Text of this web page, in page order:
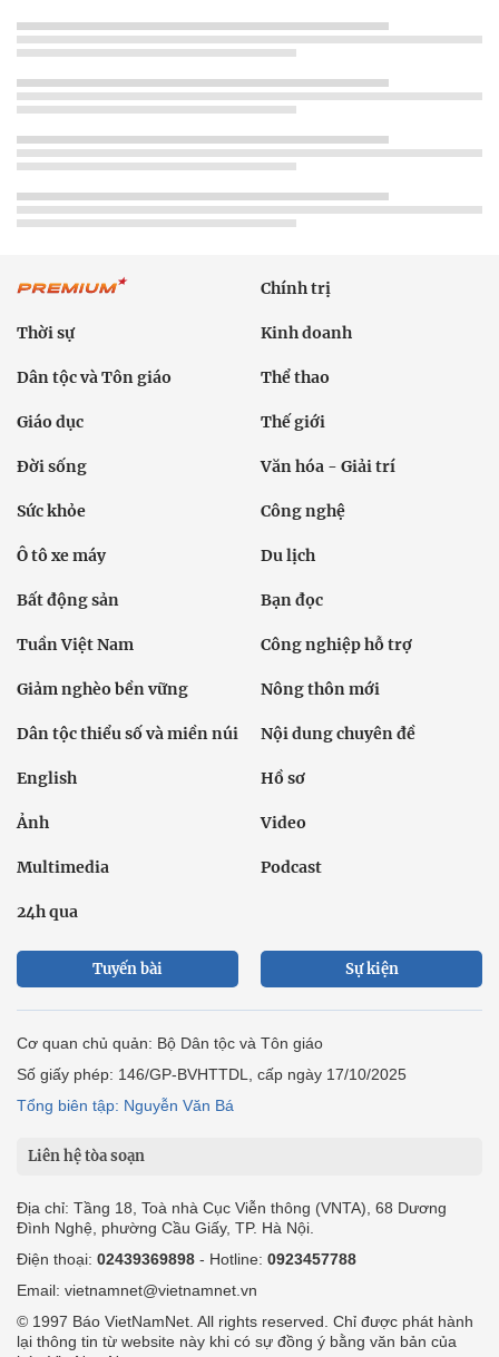
Chính trị
Thời sự Kinh doanh
Dân tộc và Tôn giáo Thể thao
Giáo dục Thế giới
Đời sống Văn hóa - Giải trí
Sức khỏe Công nghệ
Ô tô xe máy Du lịch
Bất động sản Bạn đọc
Tuần Việt Nam Công nghiệp hỗ trợ
Giảm nghèo bền vững Nông thôn mới
Dân tộc thiểu số và miền núi Nội dung chuyên đề
English Hồ sơ
Ảnh Video
Multimedia Podcast
24h qua
Tuyến bài Sự kiện
Cơ quan chủ quản: Bộ Dân tộc và Tôn giáo
Số giấy phép: 146/GP-BVHTTDL, cấp ngày 17/10/2025
Tổng biên tập: Nguyễn Văn Bá
Liên hệ tòa soạn
Địa chỉ: Tầng 18, Toà nhà Cục Viễn thông (VNTA), 68 Dương
Đình Nghệ, phường Cầu Giấy, TP. Hà Nội.
Điện thoại: 02439369898 - Hotline: 0923457788
Email: vietnamnet@vietnamnet.vn
© 1997 Báo VietNamNet. All rights reserved. Chỉ được phát hành
lại thông tin từ website này khi có sự đồng ý bằng văn bản của